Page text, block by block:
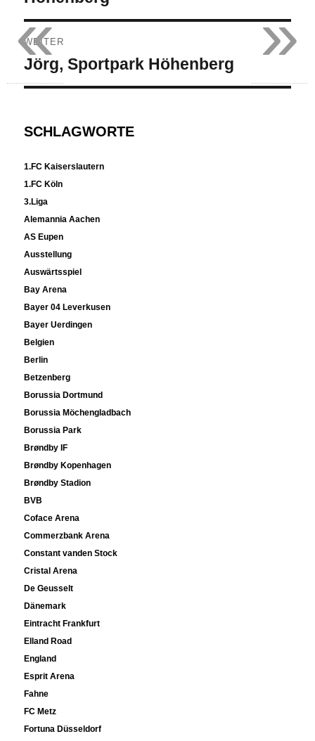
WEITER
Nächster
Beitrag:
Jörg, Sportpark Höhenberg
SCHLAGWORTE
1.FC Kaiserslautern
1.FC Köln
3.Liga
Alemannia Aachen
AS Eupen
Ausstellung
Auswärtsspiel
Bay Arena
Bayer 04 Leverkusen
Bayer Uerdingen
Belgien
Berlin
Betzenberg
Borussia Dortmund
Borussia Möchengladbach
Borussia Park
Brøndby IF
Brøndby Kopenhagen
Brøndby Stadion
BVB
Coface Arena
Commerzbank Arena
Constant vanden Stock
Cristal Arena
De Geusselt
Dänemark
Eintracht Frankfurt
Elland Road
England
Esprit Arena
Fahne
FC Metz
Fortuna Düsseldorf
»
«